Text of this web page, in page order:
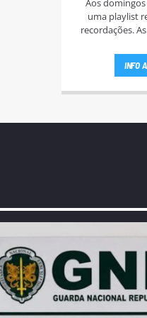
Aos
uma playlist
recordações. As grandes músicas dos
INFO